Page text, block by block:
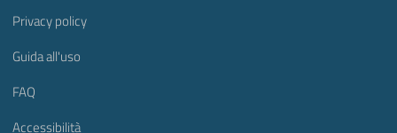
Privacy policy
Guida all'uso
FAQ
Accessibilità